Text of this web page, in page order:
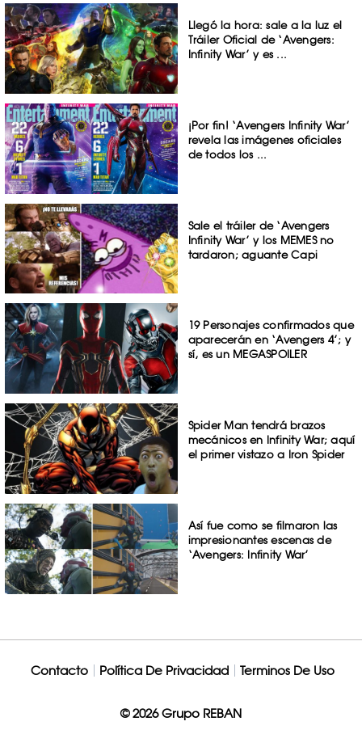
Llegó la hora: sale a la luz el
Tráiler Oficial de ‘Avengers:
Infinity War’ y es ...
¡Por fin! ‘Avengers Infinity War’
revela las imágenes oficiales
de todos los ...
Sale el tráiler de ‘Avengers
Infinity War’ y los MEMES no
tardaron; aguante Capi
19 Personajes confirmados que
aparecerán en ‘Avengers 4’; y
sí, es un MEGASPOILER
Spider Man tendrá brazos
mecánicos en Infinity War; aquí
el primer vistazo a Iron Spider
Así fue como se filmaron las
impresionantes escenas de
‘Avengers: Infinity War’
Contacto Política De Privacidad Terminos De Uso
© 2026 Grupo REBAN